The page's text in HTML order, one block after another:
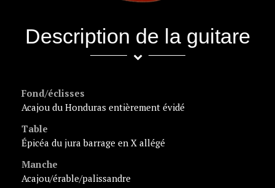
Description de la guitare
Fond/éclisses
acajou du Honduras entièrement évidé
Table
épicéa du jura barrage en X allégé
Manche
acajou/érable/palissandre